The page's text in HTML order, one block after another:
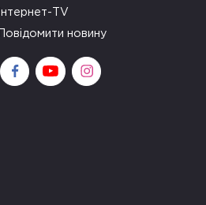
Інтернет-TV
Повідомити новину